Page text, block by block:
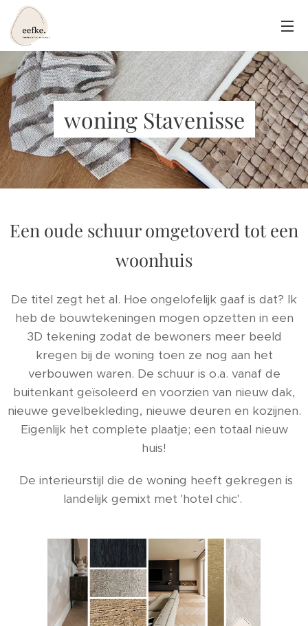
woning Stavenisse
Een oude schuur omgetoverd tot een
woonhuis
De titel zegt het al. Hoe ongelofelijk gaaf is dat? Ik
heb de bouwtekeningen mogen opzetten in een
3D tekening zodat de bewoners meer beeld
kregen bij de woning toen ze nog aan het
verbouwen waren. De schuur is o.a. vanaf de
buitenkant geïsoleerd en voorzien van nieuw dak,
nieuwe gevelbekleding, nieuwe deuren en kozijnen.
Eigenlijk het complete plaatje; een totaal nieuw
huis!
De interieurstijl die de woning heeft gekregen is
landelijk gemixt met 'hotel chic'.